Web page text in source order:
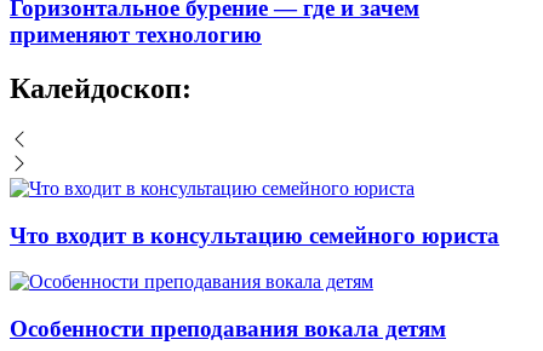
Горизонтальное бурение — где и зачем
применяют технологию
Калейдоскоп:
Что входит в консультацию семейного юриста
Особенности преподавания вокала детям